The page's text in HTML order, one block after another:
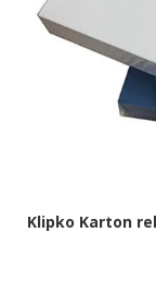
Klipko Karton